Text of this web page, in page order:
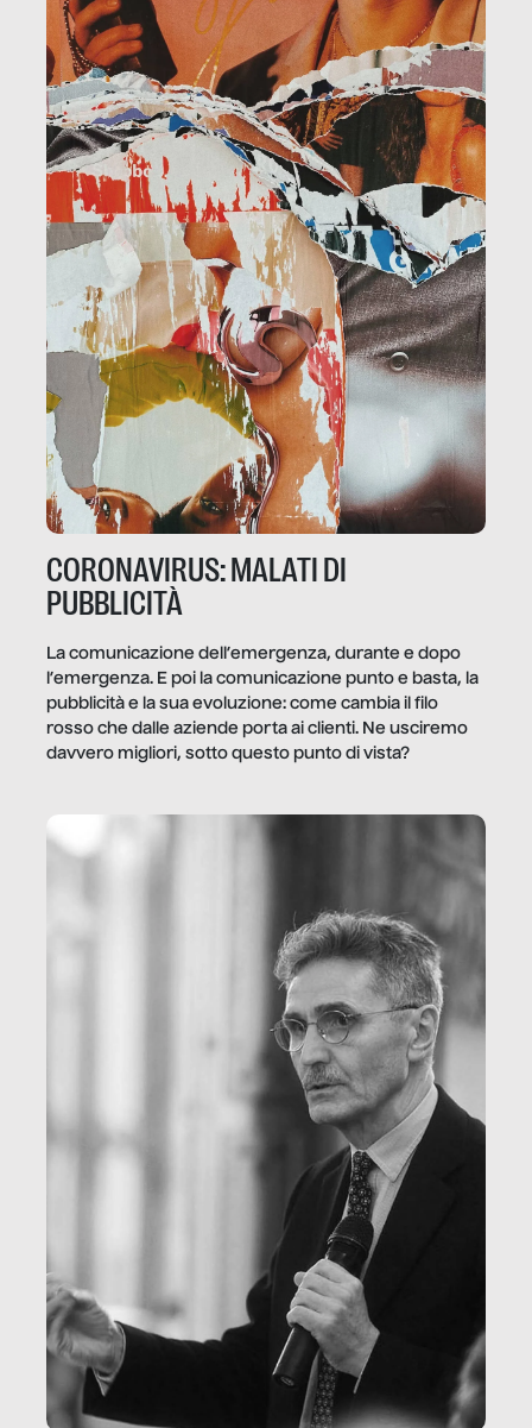
CORONAVIRUS: MALATI DI
PUBBLICITÀ
La comunicazione dell’emergenza, durante e dopo
l’emergenza. E poi la comunicazione punto e basta, la
pubblicità e la sua evoluzione: come cambia il filo
rosso che dalle aziende porta ai clienti. Ne usciremo
davvero migliori, sotto questo punto di vista?